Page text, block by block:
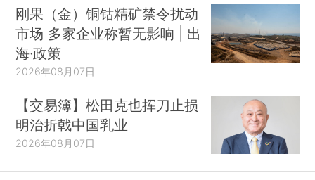
刚果（金）铜钴精矿禁令扰动
市场 多家企业称暂无影响 | 出
海·政策
2026年08月07日
【交易簿】松田克也挥刀止损
明治折戟中国乳业
2026年08月07日